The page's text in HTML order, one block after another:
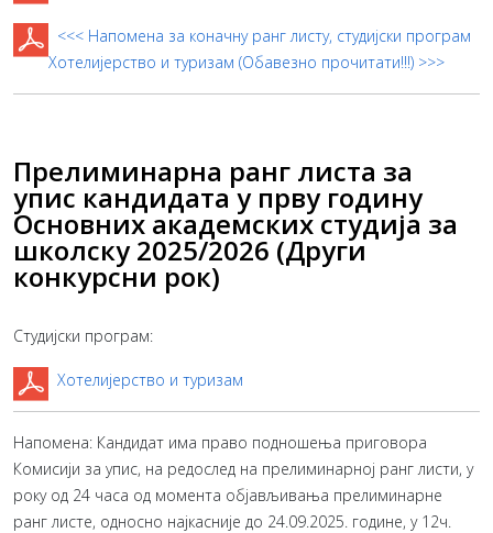
<<< Напомена за коначну ранг листу, студијски програм
Хотелијерство и туризам (Обавезно прочитати!!!) >>>
Прелиминарна ранг листа за
упис кандидата у прву годину
Основних академских студија за
школску 2025/2026 (Други
конкурсни рок)
Студијски програм:
Хотелијерство и туризам
Напомена: Кандидат има право подношења приговора
Комисији за упис, на редослед на прелиминарној ранг листи, у
року од 24 часа од момента објављивања прелиминарне
ранг листе, односно најкасније до 24.09.2025. године, у 12ч.